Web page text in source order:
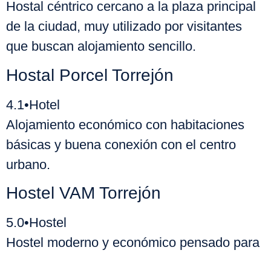
Hostal céntrico cercano a la plaza principal
de la ciudad, muy utilizado por visitantes
que buscan alojamiento sencillo.
Hostal Porcel Torrejón
4.1•Hotel
Alojamiento económico con habitaciones
básicas y buena conexión con el centro
urbano.
Hostel VAM Torrejón
5.0•Hostel
Hostel moderno y económico pensado para